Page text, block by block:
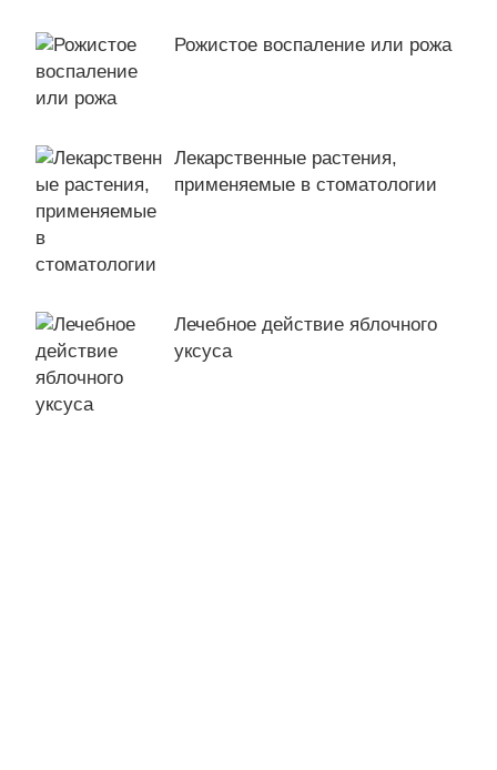
Рожистое воспаление или рожа
Лекарственные растения,
применяемые в стоматологии
Лечебное действие яблочного
уксуса